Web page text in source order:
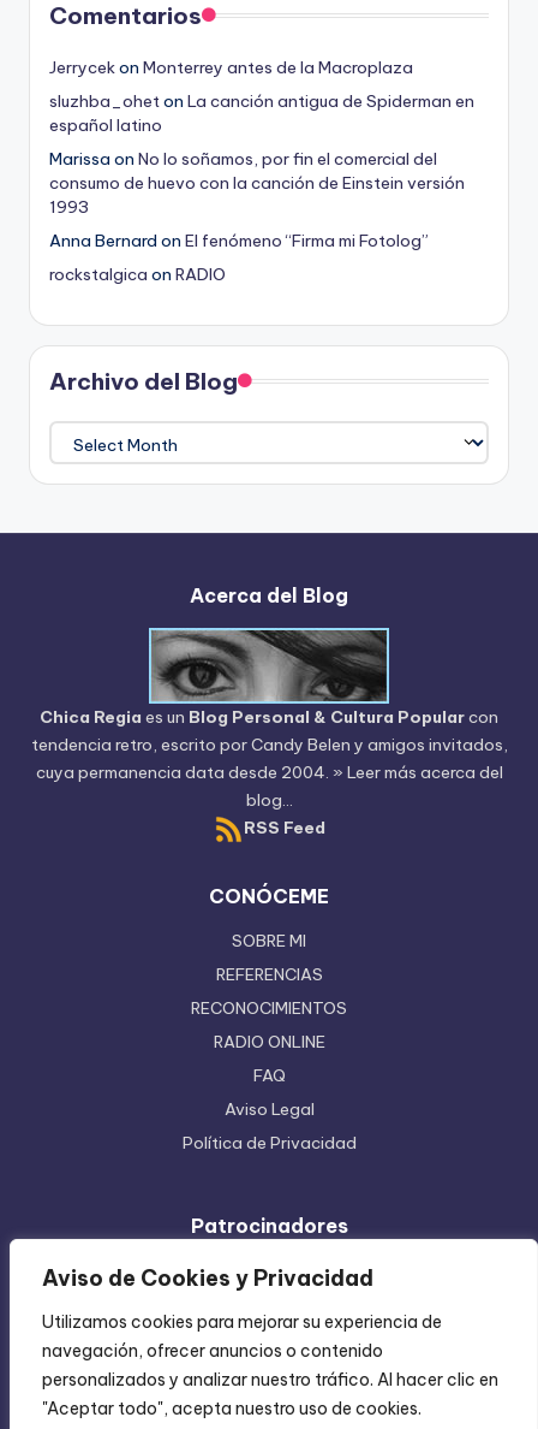
Aviso de Cookies y Privacidad
Utilizamos cookies para mejorar su experiencia de
navegación, ofrecer anuncios o contenido
personalizados y analizar nuestro tráfico. Al hacer clic en
"Aceptar todo", acepta nuestro uso de cookies.
Comentarios
Jerrycekon Monterrey antes de la Macroplaza
sluzhba_oheton La canción antigua de Spiderman en
español latino
Marissa on No lo soñamos, por fin el comercial del
consumo de huevo con la canción de Einstein versión
1993
Anna Bernard on El fenómeno “Firma mi Fotolog”
rockstalgica on RADIO
Archivo del Blog
del
Blog
Acerca del Blog
Chica Regia es un Blog Personal & Cultura Popularcon
tendencia retro, escrito porCandy Belen y amigos invitados,
cuya permanencia data desde 2004. » Leer más acerca del
blog...
RSS Feed
CONÓCEME
SOBRE MI
REFERENCIAS
RECONOCIMIENTOS
RADIO ONLINE
FAQ
Aviso Legal
Política de Privacidad
Patrocinadores
Ferretera Centenario de Monterrey
Inyección de Plástico
Mundo Impreso
Directorio de Coatzintla